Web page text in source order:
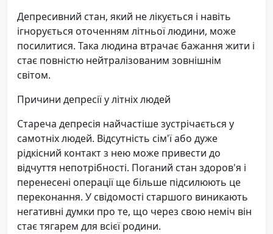
Депресивний стан, який не лікується і навіть
ігнорується оточенням літньої людини, може
посилитися. Така людина втрачає бажання жити і
стає повністю нейтралізованим зовнішнім
світом.
Причини депресії у літніх людей
Стареча депресія найчастіше зустрічається у
самотніх людей. Відсутність сім'ї або дуже
рідкісний контакт з нею може привести до
відчуття непотрібності. Поганий стан здоров'я і
перенесені операції ще більше підсилюють це
переконання. У свідомості старшого виникають
негативні думки про те, що через свою неміч він
стає тягарем для всієї родини.